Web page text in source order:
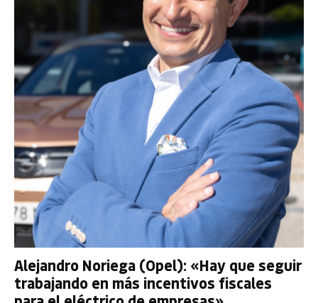
Alejandro Noriega (Opel): «Hay que seguir
trabajando en más incentivos fiscales